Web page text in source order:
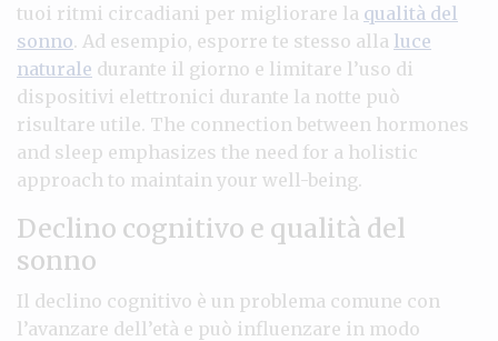
tuoi ritmi circadiani per migliorare la qualità del
sonno. Ad esempio, esporre te stesso alla luce
naturale durante il giorno e limitare l’uso di
dispositivi elettronici durante la notte può
risultare utile. The connection between hormones
and sleep emphasizes the need for a holistic
approach to maintain your well-being.
Declino cognitivo e qualità del
sonno
Il declino cognitivo è un problema comune con
l’avanzare dell’età e può influenzare in modo